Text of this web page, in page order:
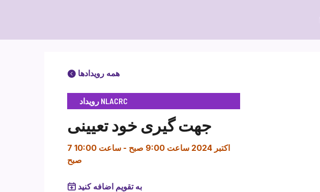
همه رویدادها
رویداد NLACRC
جهت گیری خود تعیینی
7 اکتبر 2024 ساعت 9:00 صبح -
ساعت 10:00
صبح
به تقویم اضافه کنید